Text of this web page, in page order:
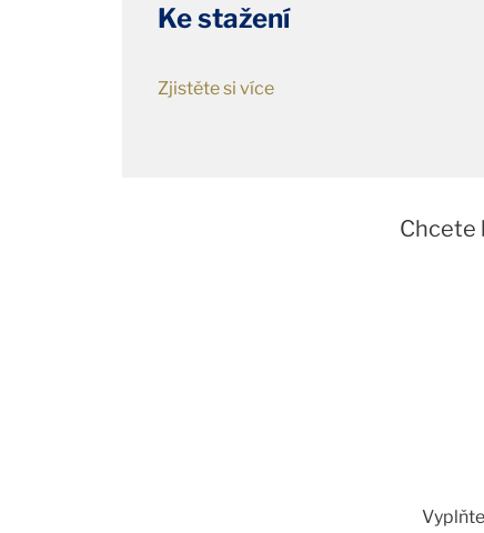
Ke stažení
Zjistěte si více
Chcete